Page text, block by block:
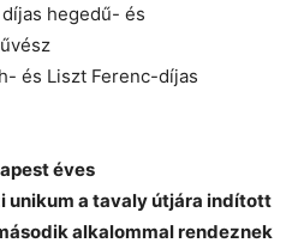
hegedű- és
és Liszt Ferenc-díjas
éves
unikum a tavaly útjára indított
alkalommal rendeznek